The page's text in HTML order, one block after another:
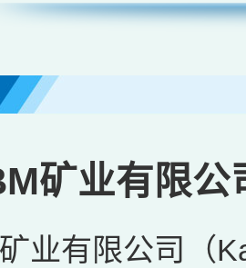
代表资格，登入会议名录并获代表证和会议资料
灾害、疫情、行政命令等）导致论坛停办，组
矿业有限公
业有限公司（